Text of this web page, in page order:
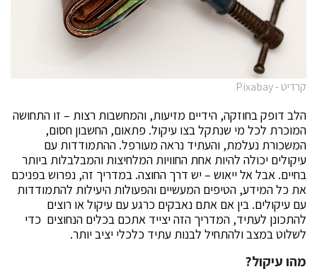
קרדיט - Pixabay
הלב דופק בחוזקה, הידיים מזיעות, והמחשבות רצות – זו התחושה
המוכרת לכל מי שנתקל בצו עיקול. פתאום, החשבון חסום,
המשכורת נעלמת, והעתיד נראה מעורפל. ההתמודדות עם
עיקולים יכולה להיות אחת החוויות המלחיצות והמבלבלות ביותר
בחיים. אבל אל ייאוש – יש דרך החוצה. במדריך זה, נפרוש בפניכם
את כל המידע, הטיפים המעשיים והפעולות היעילות להתמודדות
עם עיקולים. בין אם אתם נאבקים כרגע עם עיקול או רוצים
להתכונן לעתיד, המדריך הזה יצייד אתכם בכלים הנחוצים כדי
לשלוט במצב ולהתחיל לבנות עתיד כלכלי יציב יותר.
מהו עיקול?